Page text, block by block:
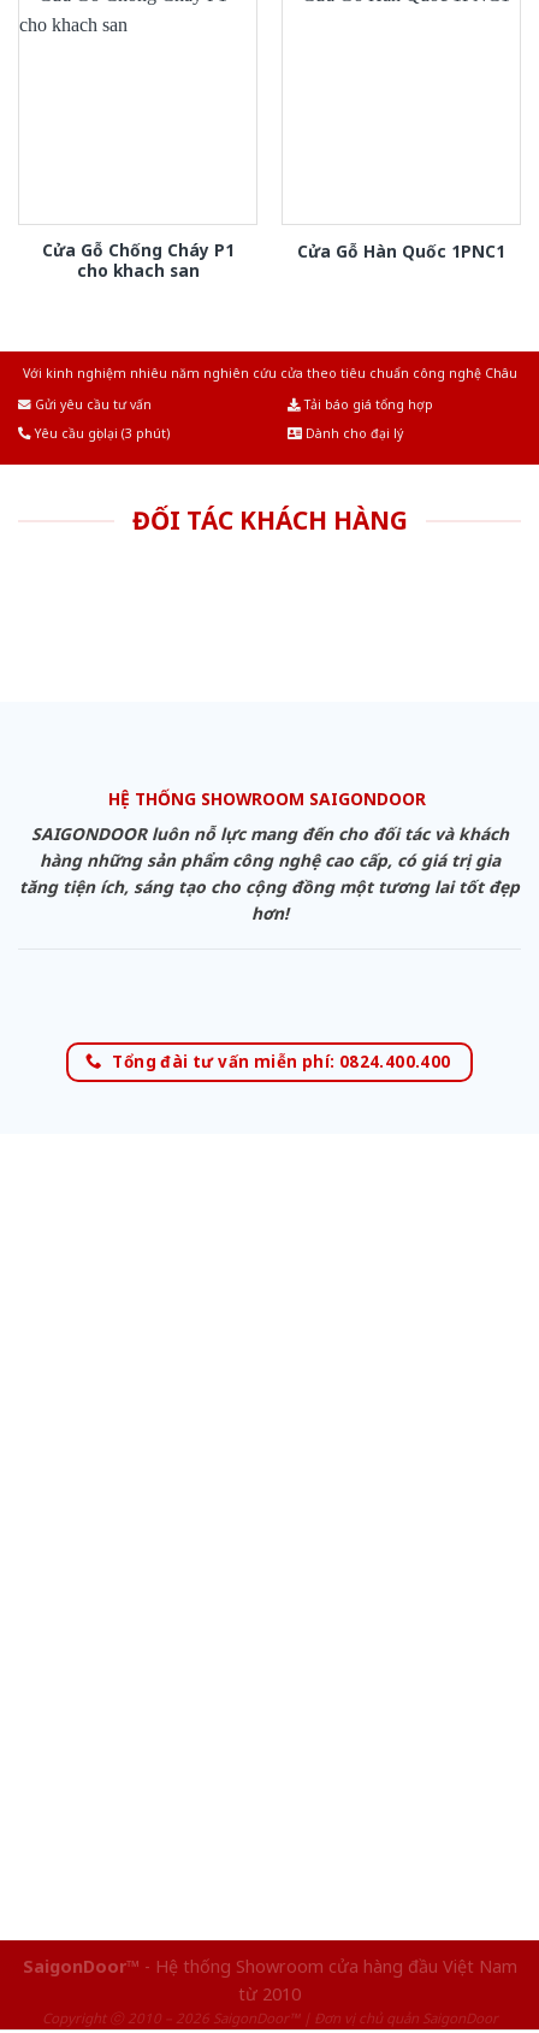
Cửa Gỗ Chống Cháy P1
cho khach san
Cửa Gỗ Hàn Quốc 1PNC1
Với kinh nghiệm nhiêu năm nghiên cứu cửa theo tiêu chuẩn công nghệ Châu
Gửi yêu cầu tư vấn
Tải báo giá tổng hợp
Yêu cầu gọi lại (3 phút)
Dành cho đại lý
ĐỐI TÁC KHÁCH HÀNG
HỆ THỐNG SHOWROOM SAIGONDOOR
SAIGONDOOR luôn nỗ lực mang đến cho đối tác và khách
hàng những sản phẩm công nghệ cao cấp, có giá trị gia
tăng tiện ích, sáng tạo cho cộng đồng một tương lai tốt đẹp
hơn!
Tổng đài tư vấn miễn phí: 0824.400.400
SaigonDoor™ - Hệ thống Showroom cửa hàng đầu Việt Nam
từ 2010
Copyright ⓒ 2010 – 2026 SaigonDoor™ | Đơn vị chủ quản SaigonDoor